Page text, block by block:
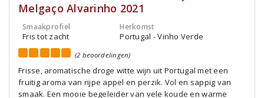
Melgaço Alvarinho 2021
Smaakprofiel
Fris tot zacht
Herkomst
Portugal - Vinho Verde
(2 beoordelingen)
Frisse, aromatische droge witte wijn uit Portugal met een
fruitig aroma van rijpe appel en perzik. Vol en sappig van
smaak. Een mooie begeleider van vele koude en warme